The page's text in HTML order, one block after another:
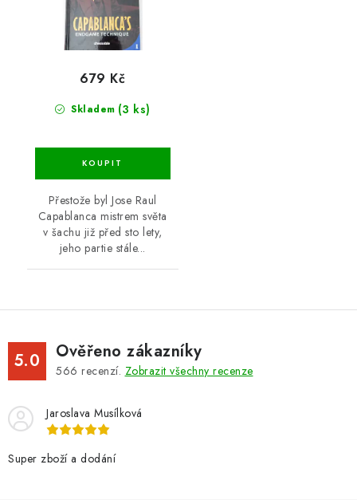
Skladem (3 ks)
679 Kč
Přestože byl Jose Raul
Capablanca mistrem světa
v šachu již před sto lety,
jeho partie stále...
5.0 Ověřeno zákazníky
566 recenzí. Zobrazit všechny recenze
Jaroslava Musílková
Super zboží a dodání